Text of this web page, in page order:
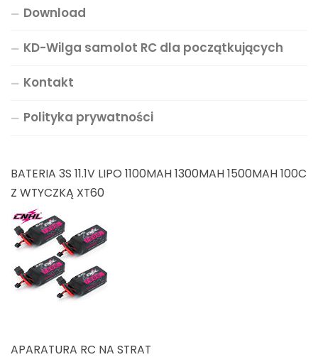
Download
KD-Wilga samolot RC dla początkujących
Kontakt
Polityka prywatności
BATERIA 3S 11.1V LIPO 1100MAH 1300MAH 1500MAH 100C
Z WTYCZKĄ XT60
APARATURA RC NA STRAT